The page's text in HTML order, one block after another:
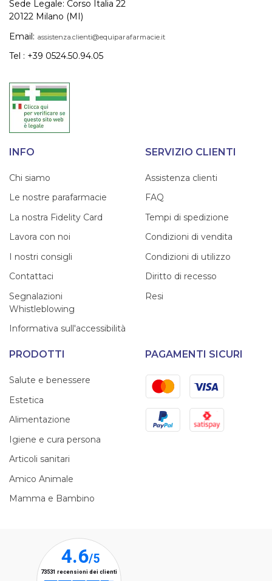
Sede Legale: Corso Italia 22
20122 Milano (MI)
Email: assistenza.clienti@equiparafarmacie.it
Tel : +39 0524.50.94.05
INFO
Chi siamo
Le nostre parafarmacie
La nostra Fidelity Card
Lavora con noi
I nostri consigli
Contattaci
Segnalazioni
Whistleblowing
Informativa sull'accessibilità
SERVIZIO CLIENTI
Assistenza clienti
FAQ
Tempi di spedizione
Condizioni di vendita
Condizioni di utilizzo
Diritto di recesso
Resi
PRODOTTI
Salute e benessere
Estetica
Alimentazione
Igiene e cura persona
Articoli sanitari
Amico Animale
Mamma e Bambino
PAGAMENTI SICURI
MastercardVisa
PayPal Satispay